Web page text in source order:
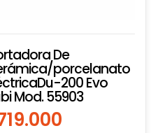
De
porcelanato
200 Evo
Mod. 55903